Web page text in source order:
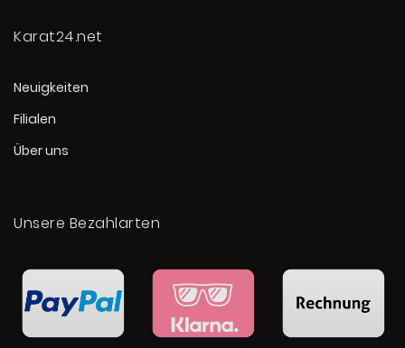
Karat24.net
Neuigkeiten
Filialen
Über uns
Unsere Bezahlarten